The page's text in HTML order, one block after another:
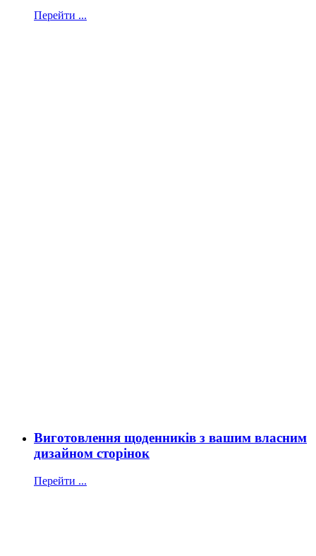
Перейти ...
Виготовлення щоденників з вашим власним
дизайном сторінок
Перейти ...